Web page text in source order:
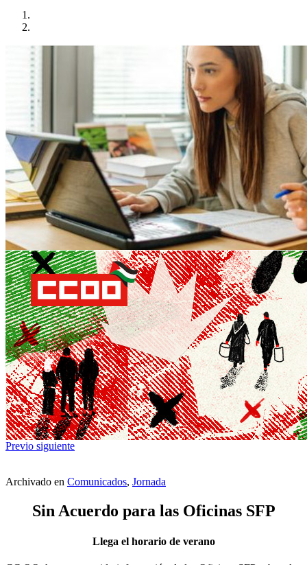
Previo siguiente
Archivado en Comunicados, Jornada
Sin Acuerdo para las Oficinas SFP
Llega el horario de verano